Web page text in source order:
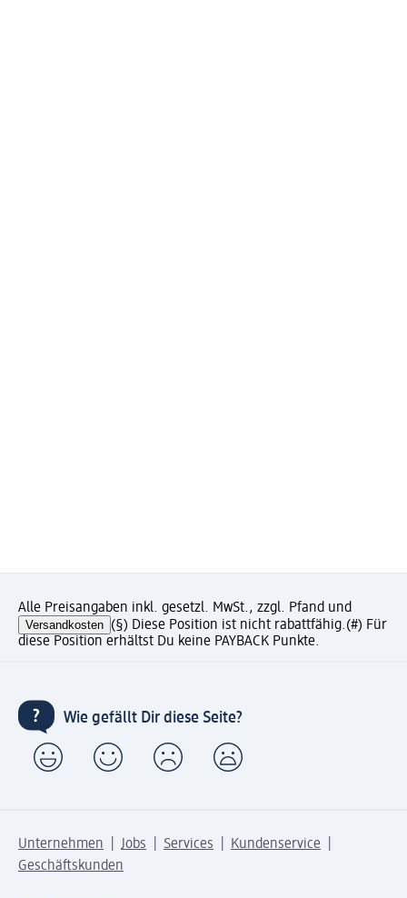
Alle Preisangaben inkl. gesetzl. MwSt., zzgl. Pfand und
Versandkosten (§) Diese Position ist nicht rabattfähig.(#) Für
diese Position erhältst Du keine PAYBACK Punkte.
Wie gefällt Dir diese Seite?
Unternehmen Jobs Services
Kundenservice
Geschäftskunden